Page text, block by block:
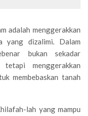
menggerakkan
yang dizalimi. Dalam
bukan sekadar
tetapi menggerakkan
membebaskan tanah
lah yang mampu